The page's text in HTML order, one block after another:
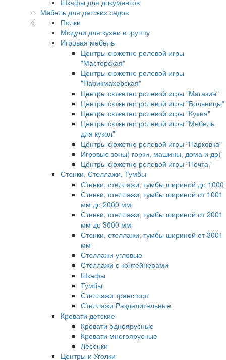
Мебель для детских садов
Полки
Модули для кухни в группу
Игровая мебель
Центры сюжетно ролевой игры
"Мастерская"
Центры сюжетно ролевой игры
"Парикмахерская"
Центры сюжетно ролевой игры "Магазин"
Центры сюжетно ролевой игры "Больницы"
Центры сюжетно ролевой игры "Кухня"
Центры сюжетно ролевой игры "Мебель
для кукол"
Центры сюжетно ролевой игры "Парковка"
Игровые зоны( горки, машины, дома и др)
Центры сюжетно ролевой игры "Почта"
Стенки, Стеллажи, Тумбы
Стенки, стеллажи, тумбы шириной до 1000
Стенки, стеллажи, тумбы шириной от 1001
мм до 2000 мм
Стенки, стеллажи, тумбы шириной от 2001
мм до 3000 мм
Стенки, стеллажи, тумбы шириной от 3001
мм
Стеллажи угловые
Стеллажи с контейнерами
Шкафы
Тумбы
Стеллажи транспорт
Стеллажи Разделительные
Кровати детские
Кровати одноярусные
Кровати многоярусные
Лесенки
Центры и Уголки